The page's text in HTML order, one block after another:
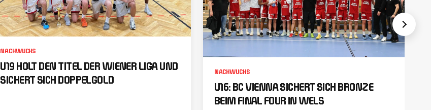
NACHWUCHS
U19 HOLT DEN TITEL DER WIENER LIGA UND
SICHERT SICH DOPPELGOLD
NACHWUCHS
U16: BC VIENNA SICHERT SICH BRONZE
BEIM FINAL FOUR IN WELS